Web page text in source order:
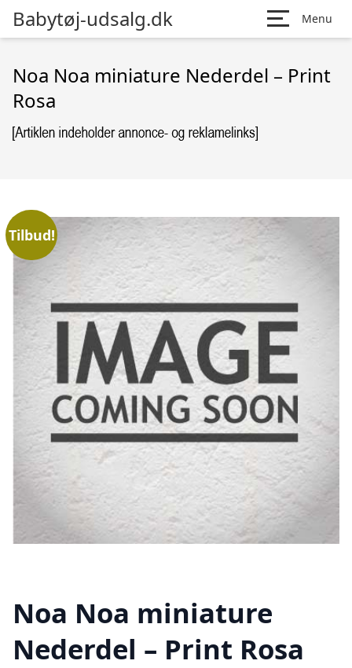
Babytøj-udsalg.dk Menu
Noa Noa miniature Nederdel – Print
Rosa
Tilbud!
Noa Noa miniature
Nederdel – Print Rosa